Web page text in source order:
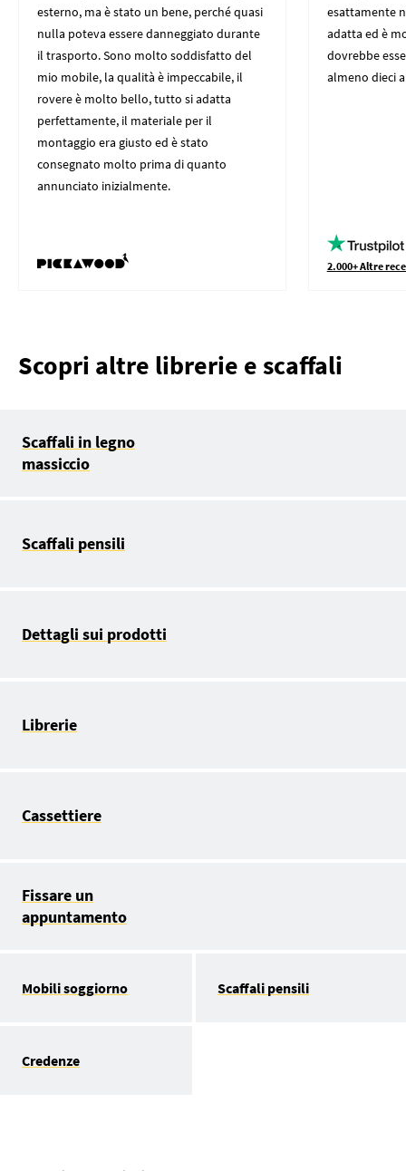
esterno, ma è stato un bene, perché quasi
nulla poteva essere danneggiato durante
il trasporto. Sono molto soddisfatto del
mio mobile, la qualità è impeccabile, il
rovere è molto bello, tutto si adatta
perfettamente, il materiale per il
montaggio era giusto ed è stato
consegnato molto prima di quanto
annunciato inizialmente.
esattamente
adatta ed è
dovrebbe
almeno dieci
2.000+ Altre
Scopri altre librerie e scaffali
Scaffali in legno
massiccio
Scaffali pensili
Dettagli sui prodotti
Librerie
Cassettiere
Fissare un
appuntamento
Mobili soggiorno Scaffali pensili
Credenze